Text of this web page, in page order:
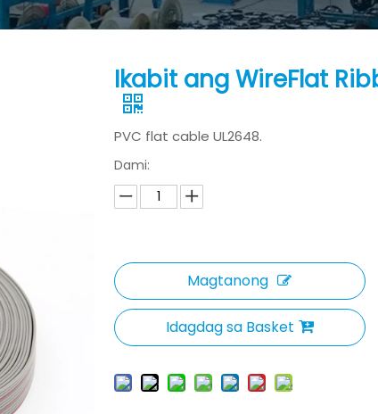
Ikabit ang WireFlat
PVC flat cable UL2648.
Dami:
Magtanong
Idagdag sa Basket